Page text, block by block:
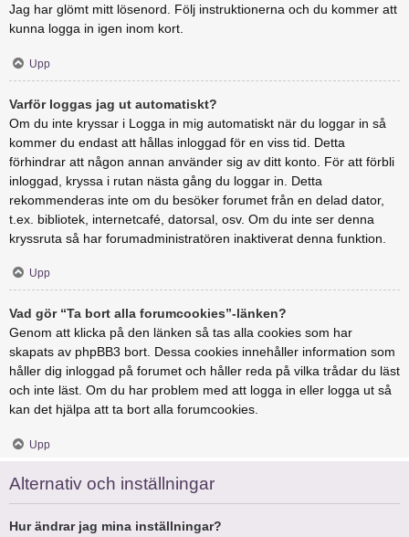
Jag har glömt mitt lösenord. Följ instruktionerna och du kommer att
kunna logga in igen inom kort.
Upp
Varför loggas jag ut automatiskt?
Om du inte kryssar i Logga in mig automatiskt när du loggar in så
kommer du endast att hållas inloggad för en viss tid. Detta
förhindrar att någon annan använder sig av ditt konto. För att förbli
inloggad, kryssa i rutan nästa gång du loggar in. Detta
rekommenderas inte om du besöker forumet från en delad dator,
t.ex. bibliotek, internetcafé, datorsal, osv. Om du inte ser denna
kryssruta så har forumadministratören inaktiverat denna funktion.
Upp
Vad gör “Ta bort alla forumcookies”-länken?
Genom att klicka på den länken så tas alla cookies som har
skapats av phpBB3 bort. Dessa cookies innehåller information som
håller dig inloggad på forumet och håller reda på vilka trådar du läst
och inte läst. Om du har problem med att logga in eller logga ut så
kan det hjälpa att ta bort alla forumcookies.
Upp
Alternativ och inställningar
Hur ändrar jag mina inställningar?